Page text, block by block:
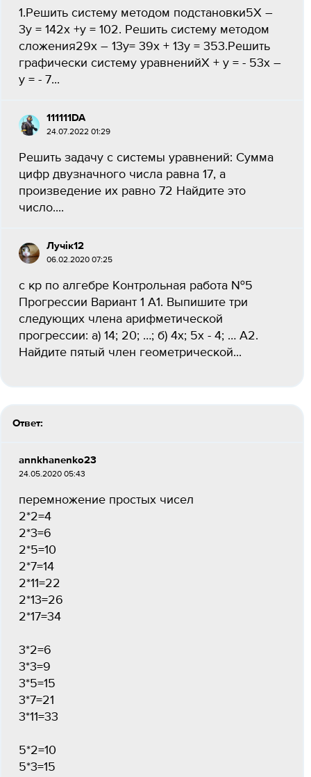
1.Решить систему методом подстановки5Х –
3у = 142х +у = 102. Решить систему методом
сложения29х – 13у= 39х + 13у = 353.Решить
графически систему уравненийХ + у = - 53х –
у = - 7​...
111111DA
24.07.2022 01:29
Решить задачу с системы уравнений: Сумма
цифр двузначного числа равна 17, а
произведение их равно 72 Найдите это
число....
Лучік12
06.02.2020 07:25
с кр по алгебре Контрольная работа №5
Прогрессии Вариант 1 А1. Выпишите три
следующих члена арифметической
прогрессии: а) 14; 20; …; б) 4х; 5х - 4; … А2.
Найдите пятый член геометрической...
Ответ:
annkhanenko23
24.05.2020 05:43
перемножение простых чисел
2*2=4
2*3=6
2*5=10
2*7=14
2*11=22
2*13=26
2*17=34
3*2=6
3*3=9
3*5=15
3*7=21
3*11=33
5*2=10
5*3=15